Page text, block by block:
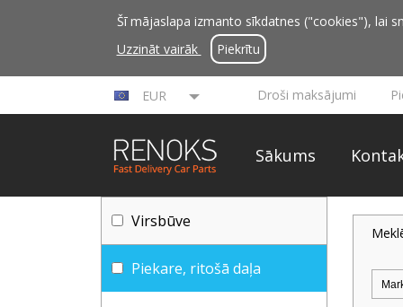
Šī mājaslapa izmanto sīkdatnes ("cookies"), lai
Uzzināt vairāk
Piekrītu
EUR Droši maksājumi
Sākums
Virsbūve
Piekare, ritošā daļa